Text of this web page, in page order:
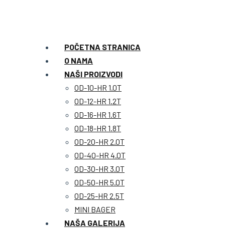
POČETNA STRANICA
O NAMA
NAŠI PROIZVODI
OD-10-HR 1.0T
OD-12-HR 1.2T
OD-16-HR 1.6T
OD-18-HR 1.8T
OD-20-HR 2.0T
OD-40-HR 4.0T
OD-30-HR 3.0T
OD-50-HR 5.0T
OD-25-HR 2.5T
MINI BAGER
NAŠA GALERIJA